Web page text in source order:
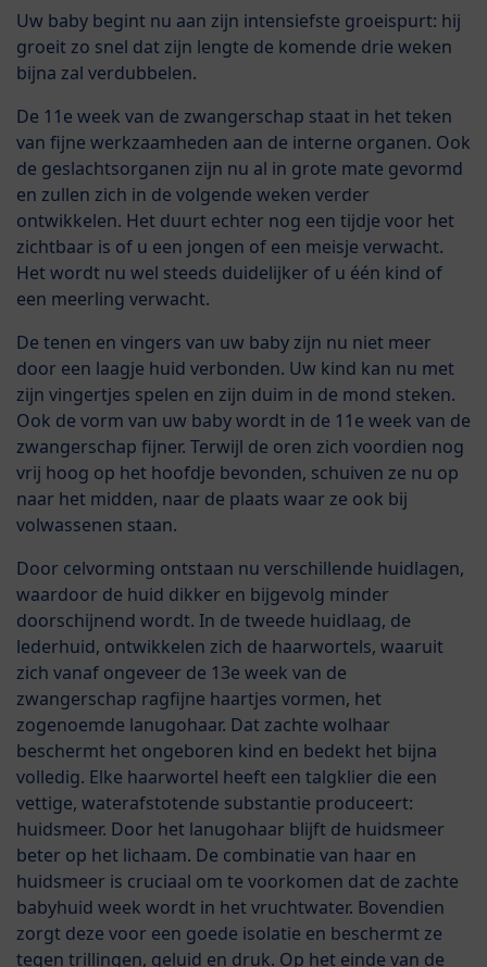
Uw baby begint nu aan zijn intensiefste groeispurt: hij
groeit zo snel dat zijn lengte de komende drie weken
bijna zal verdubbelen.
De 11e week van de zwangerschap staat in het teken
van fijne werkzaamheden aan de interne organen. Ook
de geslachtsorganen zijn nu al in grote mate gevormd
en zullen zich in de volgende weken verder
ontwikkelen. Het duurt echter nog een tijdje voor het
zichtbaar is of u een jongen of een meisje verwacht.
Het wordt nu wel steeds duidelijker of u één kind of
een meerling verwacht.
De tenen en vingers van uw baby zijn nu niet meer
door een laagje huid verbonden. Uw kind kan nu met
zijn vingertjes spelen en zijn duim in de mond steken.
Ook de vorm van uw baby wordt in de 11e week van de
zwangerschap fijner. Terwijl de oren zich voordien nog
vrij hoog op het hoofdje bevonden, schuiven ze nu op
naar het midden, naar de plaats waar ze ook bij
volwassenen staan.
Door celvorming ontstaan nu verschillende huidlagen,
waardoor de huid dikker en bijgevolg minder
doorschijnend wordt. In de tweede huidlaag, de
lederhuid, ontwikkelen zich de haarwortels, waaruit
zich vanaf ongeveer de 13e week van de
zwangerschap ragfijne haartjes vormen, het
zogenoemde lanugohaar. Dat zachte wolhaar
beschermt het ongeboren kind en bedekt het bijna
volledig. Elke haarwortel heeft een talgklier die een
vettige, waterafstotende substantie produceert:
huidsmeer. Door het lanugohaar blijft de huidsmeer
beter op het lichaam. De combinatie van haar en
huidsmeer is cruciaal om te voorkomen dat de zachte
babyhuid week wordt in het vruchtwater. Bovendien
zorgt deze voor een goede isolatie en beschermt ze
tegen trillingen, geluid en druk. Op het einde van de